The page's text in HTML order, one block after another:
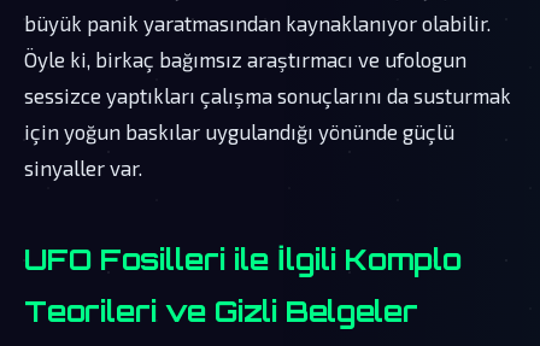
büyük panik yaratmasından kaynaklanıyor olabilir.
Öyle ki, birkaç bağımsız araştırmacı ve ufologun
sessizce yaptıkları çalışma sonuçlarını da susturmak
için yoğun baskılar uygulandığı yönünde güçlü
sinyaller var.
UFO Fosilleri ile İlgili Komplo
Teorileri ve Gizli Belgeler